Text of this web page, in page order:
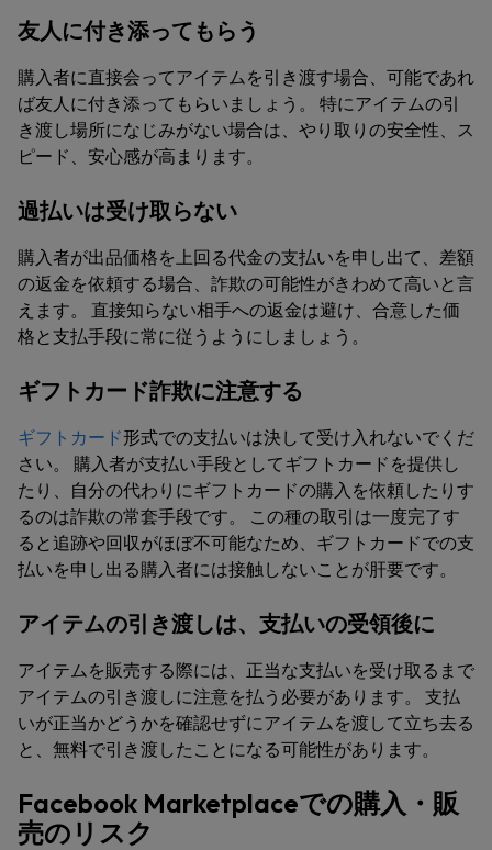
友人に付き添ってもらう
購入者に直接会ってアイテムを引き渡す場合、可能であれ
ば友人に付き添ってもらいましょう。 特にアイテムの引
き渡し場所になじみがない場合は、やり取りの安全性、ス
ピード、安心感が高まります。
過払いは受け取らない
購入者が出品価格を上回る代金の支払いを申し出て、差額
の返金を依頼する場合、詐欺の可能性がきわめて高いと言
えます。 直接知らない相手への返金は避け、合意した価
格と支払手段に常に従うようにしましょう。
ギフトカード詐欺に注意する
ギフトカード形式での支払いは決して受け入れないでくだ
さい。 購入者が支払い手段としてギフトカードを提供し
たり、自分の代わりにギフトカードの購入を依頼したりす
るのは詐欺の常套手段です。 この種の取引は一度完了す
ると追跡や回収がほぼ不可能なため、ギフトカードでの支
払いを申し出る購入者には接触しないことが肝要です。
アイテムの引き渡しは、支払いの受領後に
アイテムを販売する際には、正当な支払いを受け取るまで
アイテムの引き渡しに注意を払う必要があります。 支払
いが正当かどうかを確認せずにアイテムを渡して立ち去る
と、無料で引き渡したことになる可能性があります。
Facebook Marketplaceでの購入・販
売のリスク